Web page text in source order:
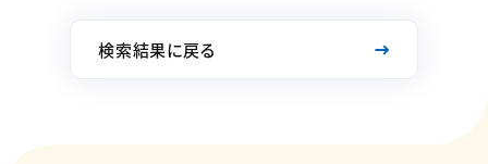
検索結果に戻る